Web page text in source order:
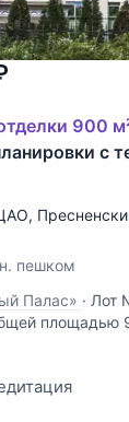
900
с
,
пешком
Палас» · Лот
площадью
Высота
Палас"